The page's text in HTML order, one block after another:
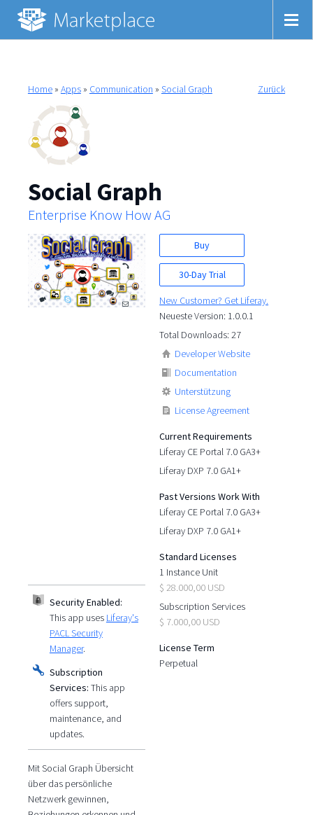
Home» Apps» Communication » Social Graph Zurück
Social Graph
Enterprise Know How AG
Buy
30-Day Trial
New Customer? Get Liferay.
Neueste Version: 1.0.0.1
Total Downloads: 27
Developer Website
Documentation
Unterstützung
License Agreement
Current Requirements
Liferay CE Portal 7.0 GA3+
Liferay DXP 7.0 GA1+
Past Versions Work With
Liferay CE Portal 7.0 GA3+
Liferay DXP 7.0 GA1+
Standard Licenses
1 Instance Unit
$ 28.000,00 USD
Subscription Services
$ 7.000,00 USD
License Term
Perpetual
Security Enabled:
This app uses Liferay's
PACL Security
Manager.
Subscription
Services: This app
offers support,
maintenance, and
updates.
Mit Social Graph Übersicht
über das persönliche
Netzwerk gewinnen,